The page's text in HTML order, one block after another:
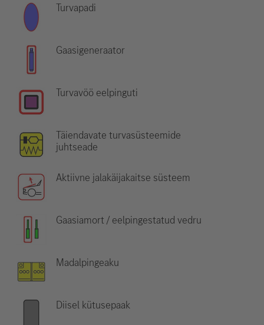
Turvapadi
Gaasigeneraator
Turvavöö eelpinguti
Täiendavate turvasüsteemide
juhtseade
Aktiivne jalakäijakaitse süsteem
Gaasiamort / eelpingestatud vedru
Madalpingeaku
Diisel kütusepaak